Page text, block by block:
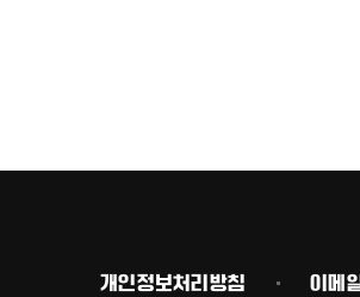
개인정보처리방침 이메